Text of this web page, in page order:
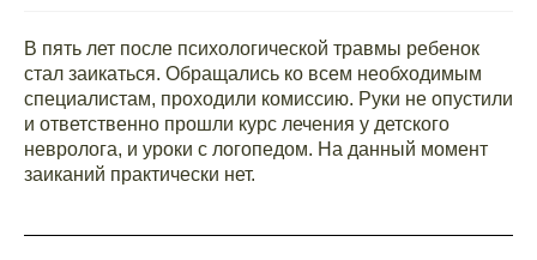
В пять лет после психологической травмы ребенок
стал заикаться. Обращались ко всем необходимым
специалистам, проходили комиссию. Руки не опустили
и ответственно прошли курс лечения у детского
невролога, и уроки с логопедом. На данный момент
заиканий практически нет.